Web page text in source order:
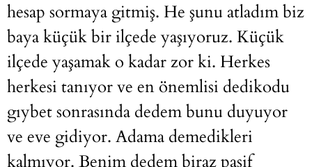
hesap sormaya gitmiş. He şunu atladım biz
baya küçük bir ilçede yaşıyoruz. Küçük
ilçede yaşamak o kadar zor ki. Herkes
herkesi tanıyor ve en önemlisi dedikodu
gıybet sonrasında dedem bunu duyuyor
ve eve gidiyor. Adama demedikleri
kalmıyor. Benim dedem biraz pasif